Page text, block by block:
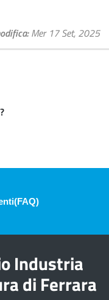
Mer 17 Set, 2025
Industria
di Ferrara